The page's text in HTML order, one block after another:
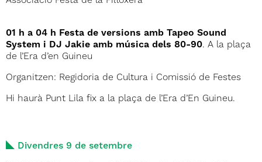
01 h a 04 h Festa de versions amb Tapeo Sound
System i DJ Jakie amb música dels 80-90. A la plaça
de l’Era d’en Guineu
Organitzen: Regidoria de Cultura i Comissió de Festes
Hi haurà Punt Lila fix a la plaça de l’Era d’En Guineu.
Divendres 9 de setembre